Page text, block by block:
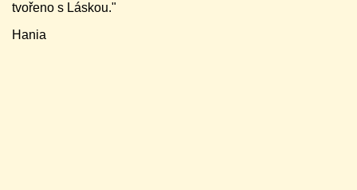
tvořeno s Láskou."
Hania